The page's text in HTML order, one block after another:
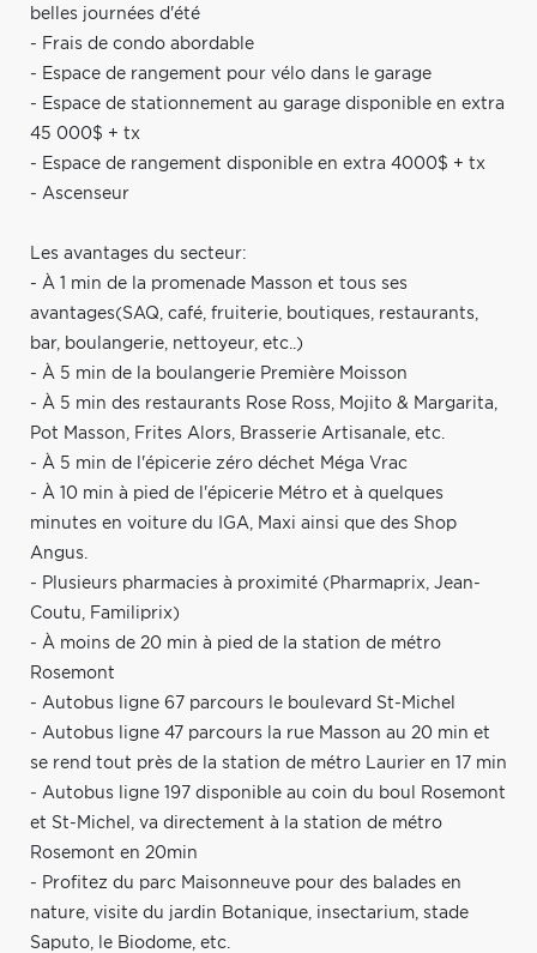
belles journées d'été
- Frais de condo abordable
- Espace de rangement pour vélo dans le garage
- Espace de stationnement au garage disponible en extra
45 000$ + tx
- Espace de rangement disponible en extra 4000$ + tx
- Ascenseur
Les avantages du secteur:
- À 1 min de la promenade Masson et tous ses
avantages(SAQ, café, fruiterie, boutiques, restaurants,
bar, boulangerie, nettoyeur, etc..)
- À 5 min de la boulangerie Première Moisson
- À 5 min des restaurants Rose Ross, Mojito & Margarita,
Pot Masson, Frites Alors, Brasserie Artisanale, etc.
- À 5 min de l'épicerie zéro déchet Méga Vrac
- À 10 min à pied de l'épicerie Métro et à quelques
minutes en voiture du IGA, Maxi ainsi que des Shop
Angus.
- Plusieurs pharmacies à proximité (Pharmaprix, Jean-
Coutu, Familiprix)
- À moins de 20 min à pied de la station de métro
Rosemont
- Autobus ligne 67 parcours le boulevard St-Michel
- Autobus ligne 47 parcours la rue Masson au 20 min et
se rend tout près de la station de métro Laurier en 17 min
- Autobus ligne 197 disponible au coin du boul Rosemont
et St-Michel, va directement à la station de métro
Rosemont en 20min
- Profitez du parc Maisonneuve pour des balades en
nature, visite du jardin Botanique, insectarium, stade
Saputo, le Biodome, etc.